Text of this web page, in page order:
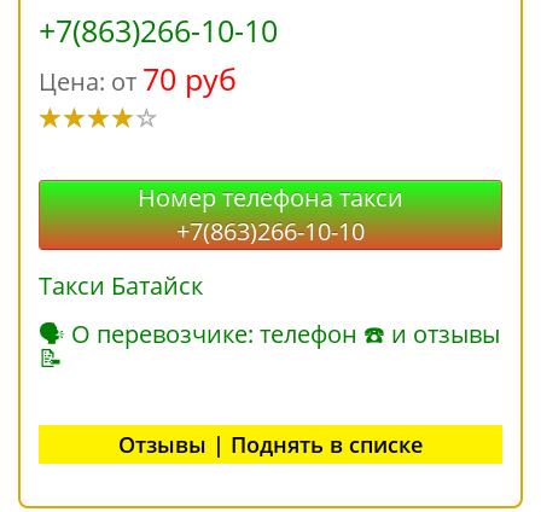
+7(863)266-10-10
Цена: от 70 руб
Номер телефона такси
+7(863)266-10-10
Такси Батайск
🗣 О перевозчике: телефон ☎ и отзывы
📝
Отзывы | Поднять в списке